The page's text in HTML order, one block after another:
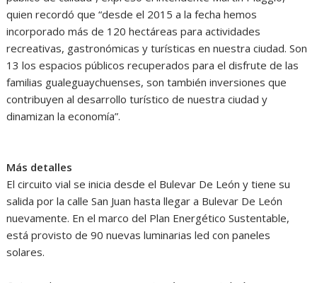
quien recordó que “desde el 2015 a la fecha hemos
incorporado más de 120 hectáreas para actividades
recreativas, gastronómicas y turísticas en nuestra ciudad. Son
13 los espacios públicos recuperados para el disfrute de las
familias gualeguaychuenses, son también inversiones que
contribuyen al desarrollo turístico de nuestra ciudad y
dinamizan la economía”.
Más detalles
El circuito vial se inicia desde el Bulevar De León y tiene su
salida por la calle San Juan hasta llegar a Bulevar De León
nuevamente. En el marco del Plan Energético Sustentable,
está provisto de 90 nuevas luminarias led con paneles
solares.